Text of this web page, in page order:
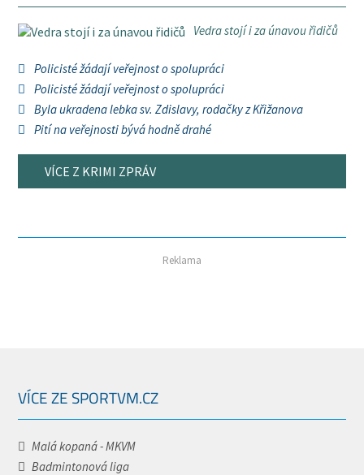
Vedra stojí i za únavou řidičů
Policisté žádají veřejnost o spolupráci
Policisté žádají veřejnost o spolupráci
Byla ukradena lebka sv. Zdislavy, rodačky z Křižanova
Pití na veřejnosti bývá hodně drahé
VÍCE Z KRIMI ZPRÁV
Reklama
VÍCE ZE SPORTVM.CZ
Malá kopaná - MKVM
Badmintonová liga